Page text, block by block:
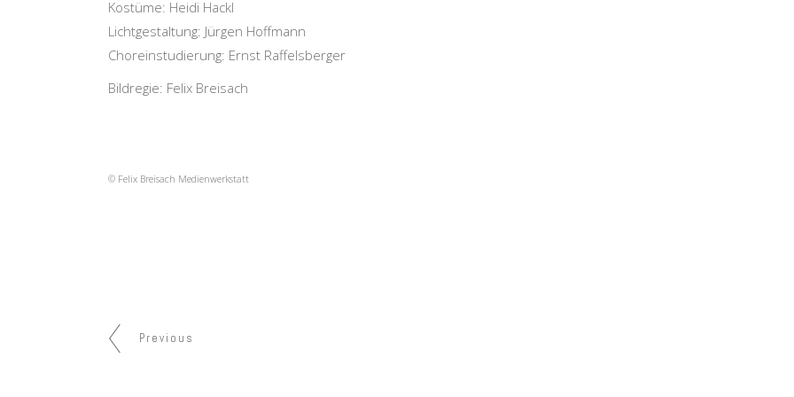
Kostüme: Heidi Hackl
Lichtgestaltung: Jürgen Hoffmann
Choreinstudierung: Ernst Raffelsberger
Bildregie: Felix Breisach
© Felix Breisach Medienwerkstatt
Previous